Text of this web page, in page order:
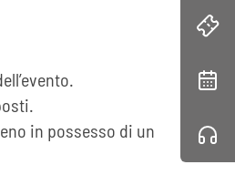
in possesso di un